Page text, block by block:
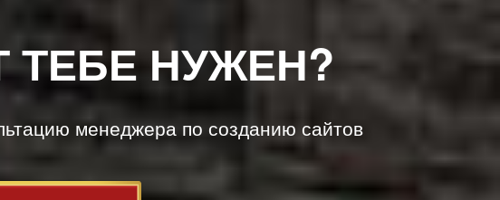
НУЖЕН?
менеджера по созданию сайтов